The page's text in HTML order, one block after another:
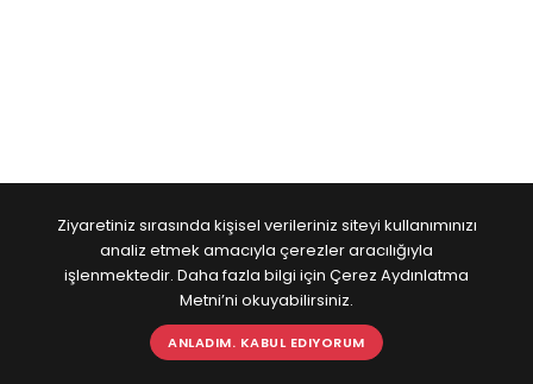
Ziyaretiniz sırasında kişisel verileriniz siteyi kullanımınızı
analiz etmek amacıyla çerezler aracılığıyla
işlenmektedir. Daha fazla bilgi için Çerez Aydınlatma
Metni’ni okuyabilirsiniz.
ANLADIM. KABUL EDIYORUM